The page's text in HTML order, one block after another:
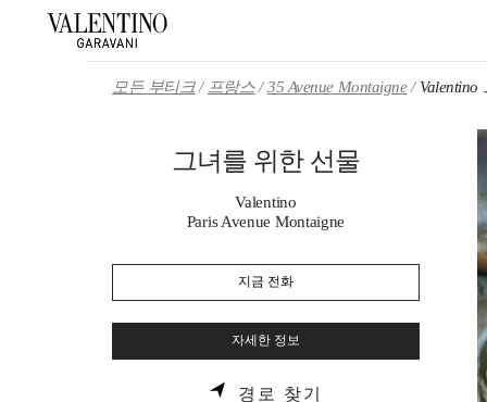
모든 부티크 프랑스 35 Avenue Montaigne
그녀를 위한 선물
Valentino
Paris Avenue Montaigne
지금 전화
자세한 정보
경로 찾기 LINK OPENS IN